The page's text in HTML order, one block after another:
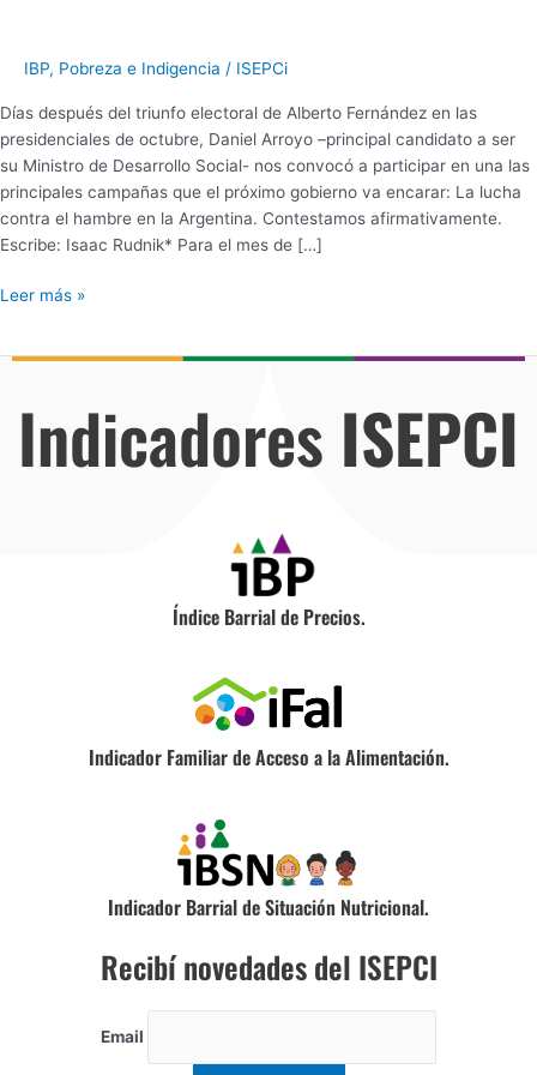
IBP, Pobreza e Indigencia / ISEPCi
Días después del triunfo electoral de Alberto Fernández en las
presidenciales de octubre, Daniel Arroyo –principal candidato a ser
su Ministro de Desarrollo Social- nos convocó a participar en una las
principales campañas que el próximo gobierno va encarar: La lucha
contra el hambre en la Argentina. Contestamos afirmativamente.
Escribe: Isaac Rudnik* Para el mes de […]
Leer más »
Indicadores ISEPCI
Índice Barrial de Precios.
Indicador Familiar de Acceso a la Alimentación.
Indicador Barrial de Situación Nutricional.
Recibí novedades del ISEPCI
Email